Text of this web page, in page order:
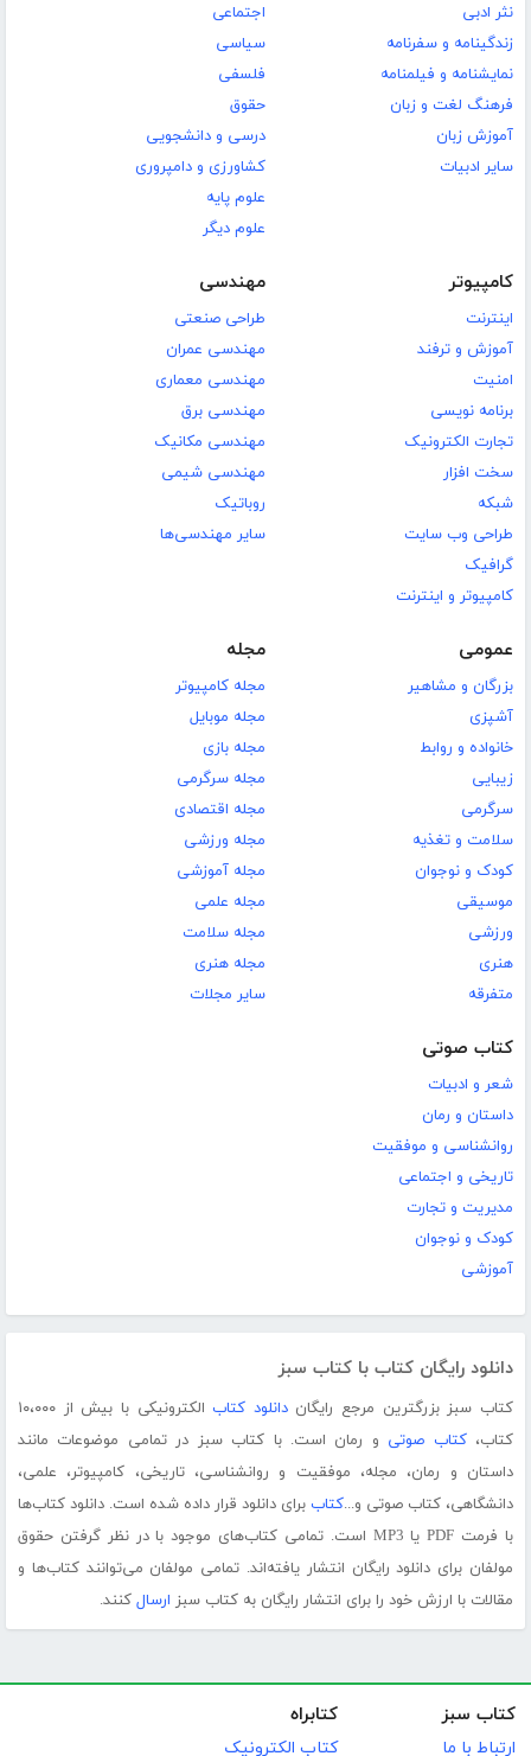
نثر ادبی
زندگینامه و سفرنامه
نمایشنامه و فیلمنامه
فرهنگ لغت و زبان
آموزش زبان
سایر ادبیات
اجتماعی
سیاسی
فلسفی
حقوق
درسی و دانشجویی
کشاورزی و دامپروری
علوم پایه
علوم دیگر
کامپیوتر
اینترنت
آموزش و ترفند
امنیت
برنامه نویسی
تجارت الکترونیک
سخت افزار
شبکه
طراحی وب سایت
گرافیک
کامپیوتر و اینترنت
مهندسی
طراحی صنعتی
مهندسی عمران
مهندسی معماری
مهندسی برق
مهندسی مکانیک
مهندسی شیمی
روباتیک
سایر مهندسی‌ها
عمومی
بزرگان و مشاهیر
آشپزی
خانواده و روابط
زیبایی
سرگرمی
سلامت و تغذیه
کودک و نوجوان
موسیقی
ورزشی
هنری
متفرقه
مجله
مجله کامپیوتر
مجله موبایل
مجله بازی
مجله سرگرمی
مجله اقتصادی
مجله ورزشی
مجله آموزشی
مجله علمی
مجله سلامت
مجله هنری
سایر مجلات
کتاب صوتی
شعر و ادبیات
داستان و رمان
روانشناسی و موفقیت
تاریخی و اجتماعی
مدیریت و تجارت
کودک و نوجوان
آموزشی
دانلود رایگان کتاب با کتاب سبز
کتاب سبز بزرگترین مرجع رایگاندانلود کتاب
الکترونیکی با بیش از ۱۰،۰۰۰
کتاب،کتاب صوتی و رمان است. با کتاب سبز در تمامی موضوعات مانند
داستان و رمان، مجله، موفقیت و روانشناسی، تاریخی، کامپیوتر، علمی،
دانشگاهی، کتاب صوتی و...کتاب برای دانلود قرار داده شده است. دانلود کتاب‌ها
با فرمت PDF یا MP3 است. تمامی کتاب‌های موجود با در نظر گرفتن حقوق
مولفان برای دانلود رایگان انتشار یافته‌اند. تمامی مولفان می‌توانند کتاب‌ها و
مقالات با ارزش خود را برای انتشار رایگان به کتاب سبز ارسال کنند.
کتاب سبز
ارتباط با ما
کتابراه
کتاب الکترونیک